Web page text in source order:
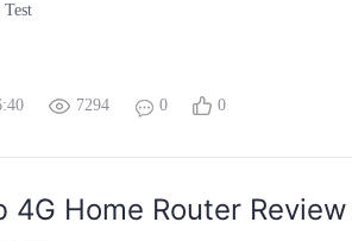
7294 0 0
4G Home Router Review